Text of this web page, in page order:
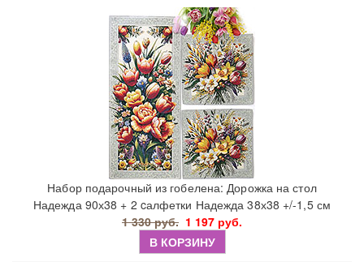
Набор подарочный из гобелена: Дорожка на стол
Надежда 90х38 + 2 cалфетки Надежда 38х38 +/-1,5 см
1 330 руб. 1 197 руб.
В КОРЗИНУ